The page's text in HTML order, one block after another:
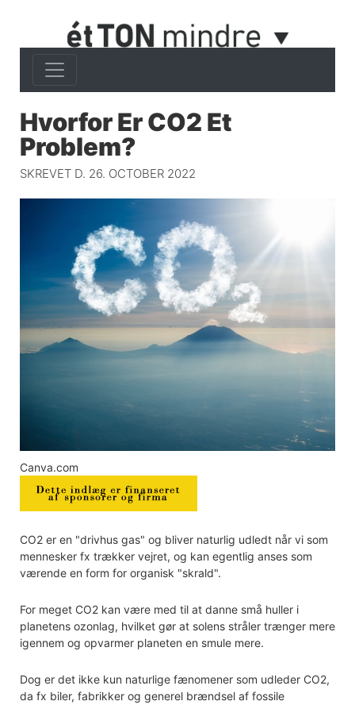
Hvorfor Er CO2 Et
Problem?
SKREVET D. 26. OCTOBER 2022
Canva.com
CO2 er en "drivhus gas" og bliver naturlig udledt når vi som
mennesker fx trækker vejret, og kan egentlig anses som
værende en form for organisk "skrald".
For meget CO2 kan være med til at danne små huller i
planetens ozonlag, hvilket gør at solens stråler trænger mere
igennem og opvarmer planeten en smule mere.
Dog er det ikke kun naturlige fænomener som udleder CO2,
da fx biler, fabrikker og generel brændsel af fossile